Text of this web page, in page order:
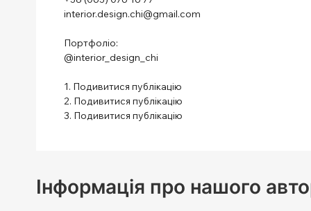
interior.design.chi@gmail.com
Портфоліо:
@interior_design_chi
1. Подивитися публікацію
2. Подивитися публікацію
3. Подивитися публікацію
Інформація про нашого